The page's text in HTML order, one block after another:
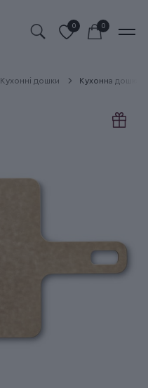
0 0
Кухонні дошки Кухонна дошка